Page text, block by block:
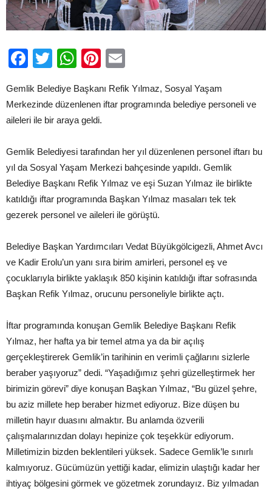
Facebook
TwitterWhatsApp
Pinterest
Gemlik Belediye Başkanı Refik Yılmaz, Sosyal Yaşam
Merkezinde düzenlenen iftar programında belediye personeli ve
aileleri ile bir araya geldi.
Gemlik Belediyesi tarafından her yıl düzenlenen personel iftarı bu
yıl da Sosyal Yaşam Merkezi bahçesinde yapıldı. Gemlik
Belediye Başkanı Refik Yılmaz ve eşi Suzan Yılmaz ile birlikte
katıldığı iftar programında Başkan Yılmaz masaları tek tek
gezerek personel ve aileleri ile görüştü.
Belediye Başkan Yardımcıları Vedat Büyükgölcigezli, Ahmet Avcı
ve Kadir Erolu’un yanı sıra birim amirleri, personel eş ve
çocuklarıyla birlikte yaklaşık 850 kişinin katıldığı iftar sofrasında
Başkan Refik Yılmaz, orucunu personeliyle birlikte açtı.
İftar programında konuşan Gemlik Belediye Başkanı Refik
Yılmaz, her hafta ya bir temel atma ya da bir açılış
gerçekleştirerek Gemlik’in tarihinin en verimli çağlarını sizlerle
beraber yaşıyoruz” dedi. “Yaşadığımız şehri güzelleştirmek her
birimizin görevi” diye konuşan Başkan Yılmaz, “Bu güzel şehre,
bu aziz millete hep beraber hizmet ediyoruz. Bize düşen bu
milletin hayır duasını almaktır. Bu anlamda özverili
çalışmalarınızdan dolayı hepinize çok teşekkür ediyorum.
Milletimizin bizden beklentileri yüksek. Sadece Gemlik’le sınırlı
kalmıyoruz. Gücümüzün yettiği kadar, elimizin ulaştığı kadar her
ihtiyaç bölgesini görmek ve gözetmek zorundayız. Biz yılmadan